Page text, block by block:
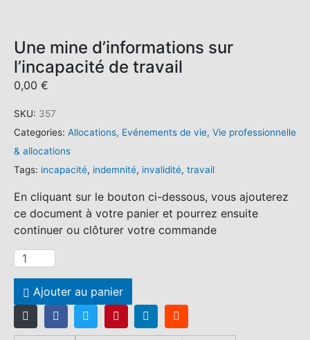
Une mine d’informations sur
l’incapacité de travail
0,00 €
SKU: 357
Categories: Allocations, Evénements de vie, Vie professionnelle
& allocations
Tags: incapacité, indemnité, invalidité, travail
En cliquant sur le bouton ci-dessous, vous ajouterez
ce document à votre panier et pourrez ensuite
continuer ou clôturer votre commande
n
t
Ajouter au panier